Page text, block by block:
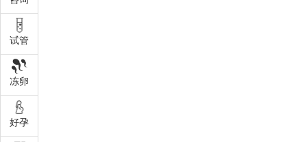
试管
冻卵
好孕